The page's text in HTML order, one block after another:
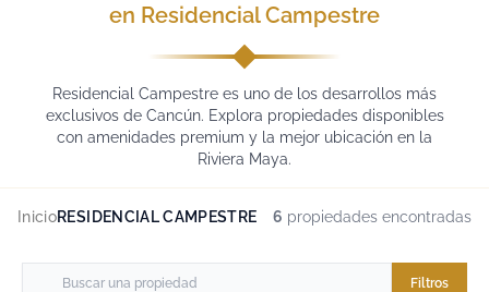
en Residencial Campestre
Residencial Campestre es uno de los desarrollos más
exclusivos de Cancún. Explora propiedades disponibles
con amenidades premium y la mejor ubicación en la
Riviera Maya.
InicioRESIDENCIAL CAMPESTRE 6 propiedades encontradas
Filtros